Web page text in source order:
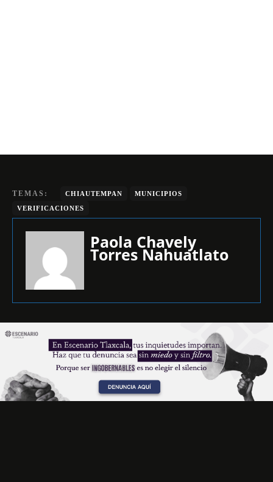
TEMAS: CHIAUTEMPAN
MUNICIPIOS
VERIFICACIONES
Paola Chavely
Torres Nahuatlato